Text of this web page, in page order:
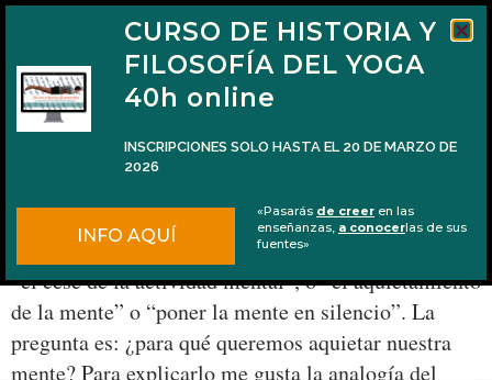
¿Para qué queremos aquietar nuestra mente?
En el Yoga Sūtra de Patañjali se dice que Yoga es
“el cese de la actividad mental”, o “el aquietamiento
de la mente” o “poner la mente en silencio”. La
pregunta es: ¿para qué queremos aquietar nuestra
mente? Para explicarlo me gusta la analogía del
CURSO DE HISTORIA Y
FILOSOFÍA DEL YOGA
40h online
INSCRIPCIONES SOLO HASTA EL 20 DE MARZO DE
2026
INFO AQUÍ
«Pasarás de creer en las
enseñanzas, a conocerlas de sus
fuentes»